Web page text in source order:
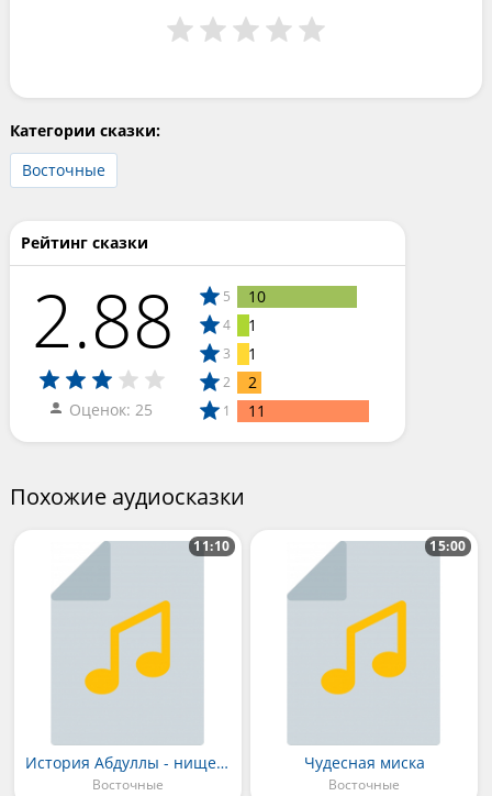
Категории сказки:
Восточные
Рейтинг сказки
2.88
Оценок: 25
5 10
4 1
3 1
2 2
1 11
Похожие аудиосказки
История Абдуллы - нищего слепца
Восточные
11:10
Чудесная миска
Восточные
15:00